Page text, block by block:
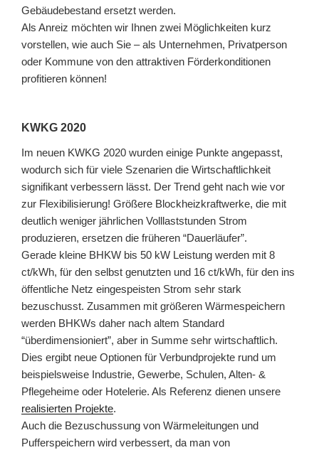
Gebäudebestand ersetzt werden.
Als Anreiz möchten wir Ihnen zwei Möglichkeiten kurz
vorstellen, wie auch Sie – als Unternehmen, Privatperson
oder Kommune von den attraktiven Förderkonditionen
profitieren können!
KWKG 2020
Im neuen KWKG 2020 wurden einige Punkte angepasst,
wodurch sich für viele Szenarien die Wirtschaftlichkeit
signifikant verbessern lässt. Der Trend geht nach wie vor
zur Flexibilisierung! Größere Blockheizkraftwerke, die mit
deutlich weniger jährlichen Volllaststunden Strom
produzieren, ersetzen die früheren “Dauerläufer”.
Gerade kleine BHKW bis 50 kW Leistung werden mit 8
ct/kWh, für den selbst genutzten und 16 ct/kWh, für den ins
öffentliche Netz eingespeisten Strom sehr stark
bezuschusst. Zusammen mit größeren Wärmespeichern
werden BHKWs daher nach altem Standard
“überdimensioniert”, aber in Summe sehr wirtschaftlich.
Dies ergibt neue Optionen für Verbundprojekte rund um
beispielsweise Industrie, Gewerbe, Schulen, Alten- &
Pflegeheime oder Hotelerie. Als Referenz dienen unsere
realisierten Projekte.
Auch die Bezuschussung von Wärmeleitungen und
Pufferspeichern wird verbessert, da man von